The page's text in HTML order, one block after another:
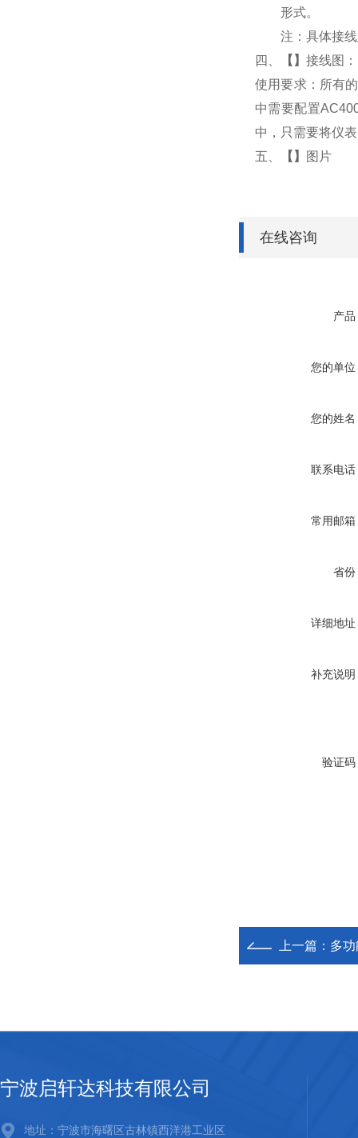
形式。
注：具体接
四、
【 】 接线图
使用要求：所有
中需要配置
中，只需要将仪
五、
【 】 图片
在线咨询
产品
您的单位
您的姓名
联系电话
常用邮箱
省份
详细地址
补充说明
验证码
上一篇： 多
宁波启轩达科技有限公司
地址：宁波市海曙区古林镇西洋港工业区